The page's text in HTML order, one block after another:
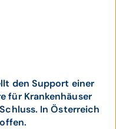
den Support einer
für Kranken­häuser
In Österreich